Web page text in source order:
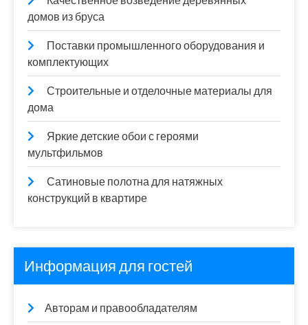
домов из бруса
Поставки промышленного оборудования и
комплектующих
Строительные и отделочные материалы для
дома
Яркие детские обои с героями
мультфильмов
Сатиновые полотна для натяжных
конструкций в квартире
Информация для гостей
Авторам и правообладателям